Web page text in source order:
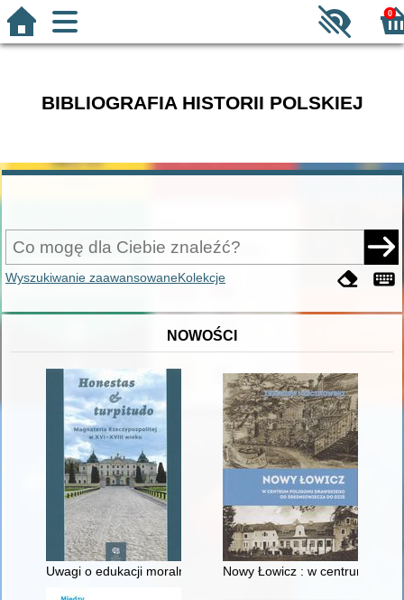
0
BIBLIOGRAFIA HISTORII POLSKIEJ
Wyszukiwanie zaawansowaneKolekcje
NOWOŚCI
Uwagi o edukacji moralnej synów szlacheckich w XVI-
Nowy Łowicz : w centrum